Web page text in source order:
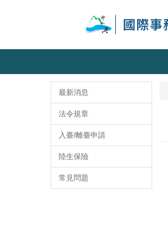
最新消息
法令規章
入臺/離臺申請
陸生保險
常見問題